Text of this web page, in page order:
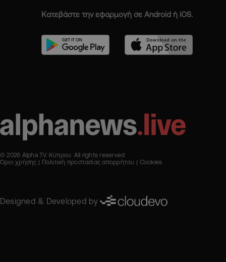
Κατεβάστε την εφαρμογή σε Android ή iOS.
© 2026 Alpha TV Κύπρου. All rights reserved
Όροι χρήσης
Πολιτική προστασίας απορρήτου Cookies
Designed & Developed by